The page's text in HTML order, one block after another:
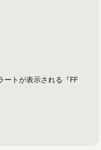
ートが表示される『FF